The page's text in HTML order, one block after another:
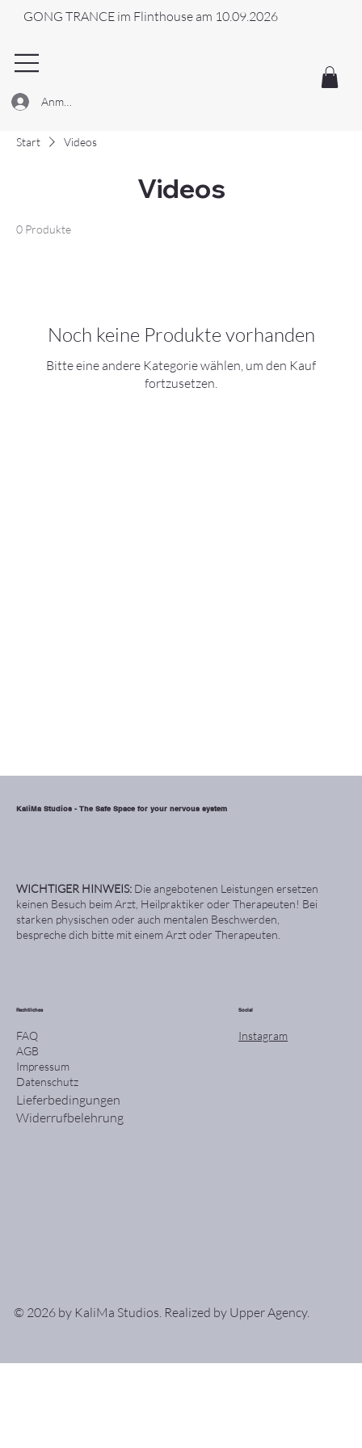
GONG TRANCE im Flinthouse am 10.09.2026
Anmelden
Start Videos
Videos
0 Produkte
Noch keine Produkte vorhanden
Bitte eine andere Kategorie wählen, um den Kauf
fortzusetzen.
KaliMa Studios - The Safe Space for your nervous system
WICHTIGER HINWEIS: Die angebotenen Leistungen ersetzen
keinen Besuch beim Arzt, Heilpraktiker oder Therapeuten! Bei
starken physischen oder auch mentalen Beschwerden,
bespreche dich bitte mit einem Arzt oder Therapeuten.
Rechtliches
FAQ
AGB
Impressum
Datenschutz
Lieferbedingungen
Widerrufbelehrung
Social
Instagram
© 2026 by KaliMa Studios. Realized by Upper Agency.